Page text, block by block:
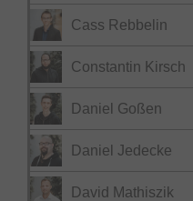
Cass Rebbelin
Constantin Kirsch
Daniel Goßen
Daniel Jedecke
David Mathiszik